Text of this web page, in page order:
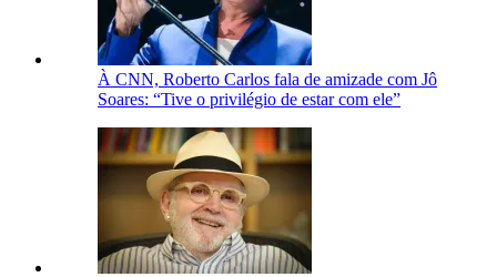
À CNN, Roberto Carlos fala de amizade com Jô
Soares: “Tive o privilégio de estar com ele”